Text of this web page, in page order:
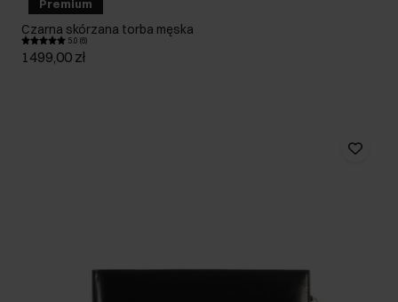
Premium
Czarna skórzana torba męska
5.0 (6)
1499,00 zł